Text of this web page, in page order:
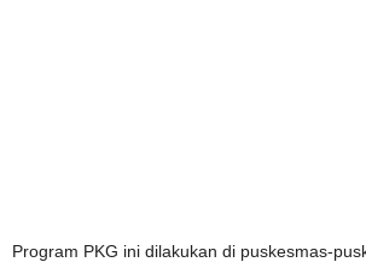
Program PKG ini dilakukan di puskesmas-